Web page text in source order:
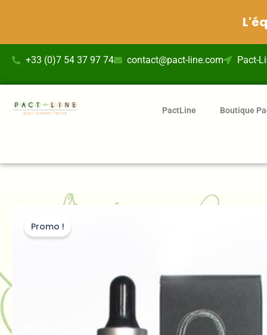
contenu
+33 (0)7 54 37 97 74 contact@pact-line.com Pact-
PactLine Boutique
Promo !